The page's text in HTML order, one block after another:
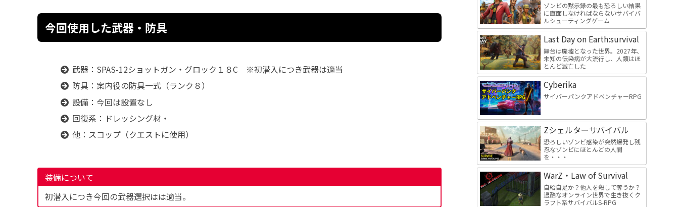
今回使用した武器・防具
武器：SPAS-12ショットガン・グロック１８C ※初潜入につき武器は適当
防具：案内役の防具一式（ランク８）
設備：今回は設置なし
回復系：ドレッシング材・
他：スコップ（クエストに使用）
装備について
初潜入につき今回の武器選択はは適当。
ゾンビの黙示録の最も恐ろしい結果
に直面しなければならないサバイバ
ルシューティングゲーム
Last Day on Earth:survival
舞台は廃墟となった世界。2027年、
未知の伝染病が大流行し、人類はほ
とんど滅亡した
Cyberika
サイバーパンクアドベンチャーRPG
Zシェルターサバイバル
恐ろしいゾンビ感染が突然爆発し残
忍なゾンビにほとんどの人間
を・・・
WarZ・Law of Survival
自給自足か？他人を殺して奪うか？
過酷なオンライン世界で生き抜くク
ラフト系サバイバルS-RPG